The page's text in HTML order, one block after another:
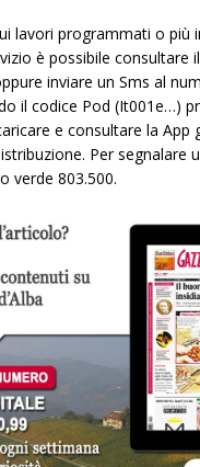
lavori programmati o più
è possibile consultare
inviare un Sms al
il codice Pod (It001e…)
e consultare la App
Per segnalare
verde 803.500.